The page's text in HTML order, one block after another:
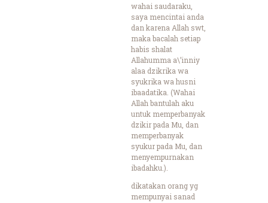
wahai saudaraku,
saya mencintai anda
dan karena Allah swt,
maka bacalah setiap
habis shalat
Allahumma a\’inniy
alaa dzikrika wa
syukrika wa husni
ibaadatika. (Wahai
Allah bantulah aku
untuk memperbanyak
dzikir pada Mu, dan
memperbanyak
syukur pada Mu, dan
menyempurnakan
ibadahku.).
dikatakan orang yg
mempunyai sanad